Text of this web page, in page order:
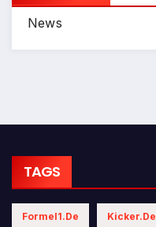
News
TAGS
Formel1.de Kicker.de